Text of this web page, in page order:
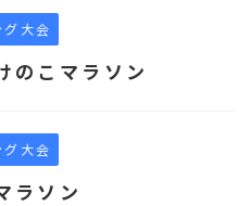
大会
のこマラソン
大会
ラソン